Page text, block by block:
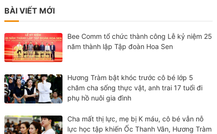
BÀI VIẾT MỚI
Bee Comm tổ chức thành công Lễ kỷ niệm 25
năm thành lập Tập đoàn Hoa Sen
Hương Tràm bật khóc trước cô bé lớp 5
chăm cha sống thực vật, anh trai 17 tuổi đi
phụ hồ nuôi gia đình
Cha mất thị lực, mẹ bị K máu, cô bé vẫn nỗ
lực học tập khiến Ốc Thanh Vân, Hương Tràm